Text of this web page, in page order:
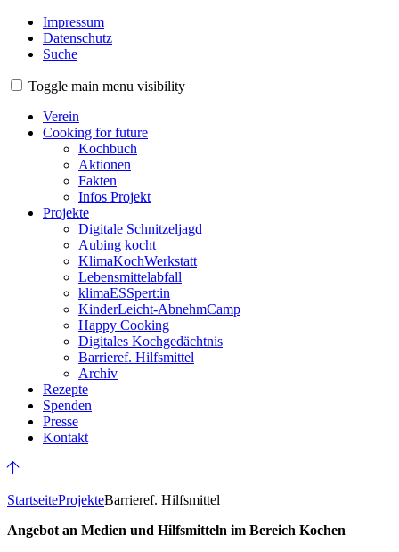
Impressum
Datenschutz
Suche
Toggle main menu visibility
Verein
Cooking for future
Kochbuch
Aktionen
Fakten
Infos Projekt
Projekte
Digitale Schnitzeljagd
Aubing kocht
KlimaKochWerkstatt
Lebensmittelabfall
klimaESSpert:in
KinderLeicht-AbnehmCamp
Happy Cooking
Digitales Kochgedächtnis
Barrieref. Hilfsmittel
Archiv
Rezepte
Spenden
Presse
Kontakt
StartseiteProjekteBarrieref. Hilfsmittel
Angebot an Medien und Hilfsmitteln im Bereich Kochen